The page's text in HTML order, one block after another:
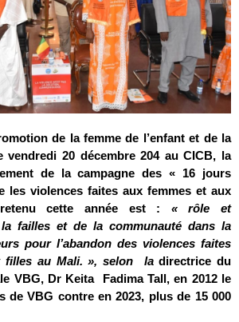
de la femme de l’enfant et de la
vendredi 20 décembre 204 au CICB, la
de la campagne des « 16 jours
les violences faites aux femmes et aux
cette année est : « rôle et
failles et de la communauté dans la
pour l’abandon des violences faites
filles au Mali. », selon ladirectrice du
VBG, Dr Keita Fadima Tall, en 2012 le
de VBG contre en 2023, plus de 15 000